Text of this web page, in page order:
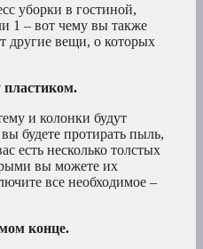
уборки в гостиной,
1 – вот чему вы также
другие вещи, о которых
пластиком.
и колонки будут
будете протирать пыль,
есть несколько толстых
вы можете их
все необходимое –
конце.